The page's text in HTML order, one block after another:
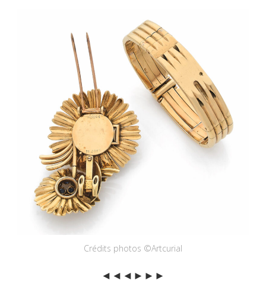
Crédits photos ©Artcurial
◄◄◄►►►